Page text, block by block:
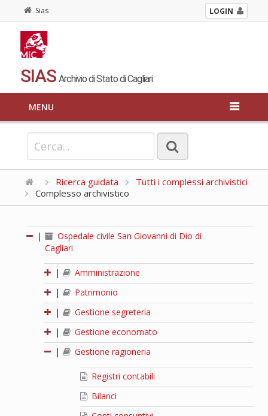
Sias LOGIN
SIAS Archivio di Stato di Cagliari
MENU
Ricerca guidata
Tutti i complessi archivistici
Complesso archivistico
|
Ospedale civile San Giovanni di Dio di
Cagliari
|
Amministrazione
|
Patrimonio
|
Gestione segreteria
|
Gestione economato
|
Gestione ragioneria
Registri contabili
Bilanci